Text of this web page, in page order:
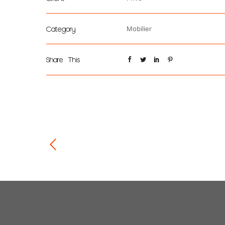
Category Mobilier
Share This